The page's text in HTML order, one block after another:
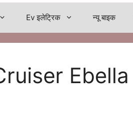
Ev इलेट्रिक न्यू बाइक
Ebella